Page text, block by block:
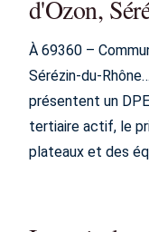
d'Ozon,
À 69360 –
Sérézin-du-
présentent un
tertiaire actif, le
plateaux et des